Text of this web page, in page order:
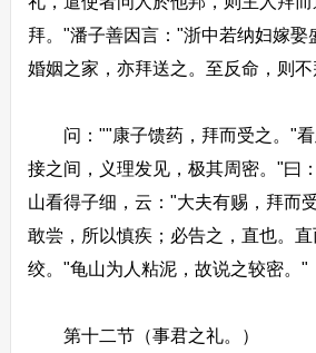
拜。"潘子善因言："浙中若纳妇嫁娶
婚姻之家，亦拜送之。至反命，则不
问：""康子馈药，拜而受之。"看
接之间，义理发见，极其周密。"曰
山看得子细，云："大夫有赐，拜而
敢尝，所以慎疾；必告之，直也。
绞。"龟山为人粘泥，故说之较密。"
第十二节（事君之礼。）